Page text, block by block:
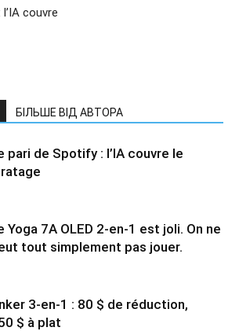
couvre
БІЛЬШЕ ВІД АВТОРА
pari de Spotify : l’IA couvre le
Yoga 7A OLED 2-en-1 est joli. On ne
tout simplement pas jouer.
3-en-1 : 80 $ de réduction,
$ à plat